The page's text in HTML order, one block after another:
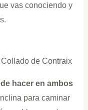
vas conociendo y
Collado de Contraix
hacer en ambos
para caminar